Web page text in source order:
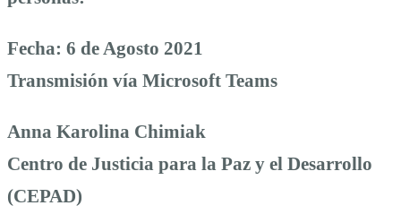
SJ
de
la
Fecha: 6 de Agosto 2021
Transmisión vía Microsoft Teams
Anna Karolina Chimiak
Centro de Justicia para la Paz y el Desarrollo
(CEPAD)